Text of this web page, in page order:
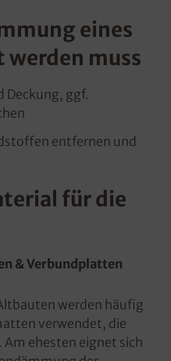
eines
muss
Deckung, ggf.
entfernen und
für die
& Verbundplatten
werden häufig
verwendet, die
ehesten eignet sich